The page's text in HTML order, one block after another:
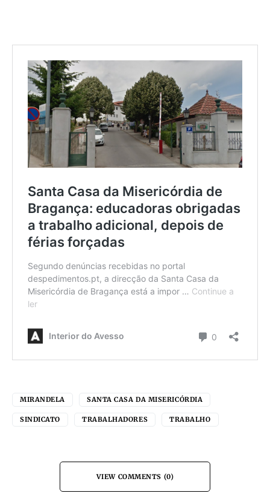
MIRANDELA SANTA CASA DA MISERICÓRDIA
SINDICATO TRABALHADORES TRABALHO
VIEW COMMENTS (0)